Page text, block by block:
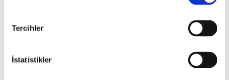
Tercihler
İstatistikler
Türkçe